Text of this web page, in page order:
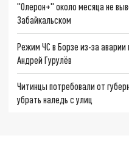
"Олерон+" около месяца не
Забайкальском
Режим ЧС в Борзе из-за аварии
Андрей Гурулёв
Читинцы потребовали от
убрать наледь с улиц